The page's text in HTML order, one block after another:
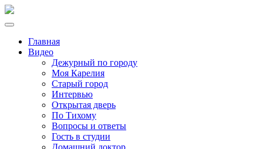
Главная
Видео
Дежурный по городу
Моя Карелия
Старый город
Интервью
Открытая дверь
По Тихому
Вопросы и ответы
Гость в студии
Домашний доктор